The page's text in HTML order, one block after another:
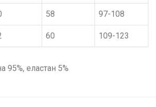
58 97-108
60 109-123
95%, еластан 5%